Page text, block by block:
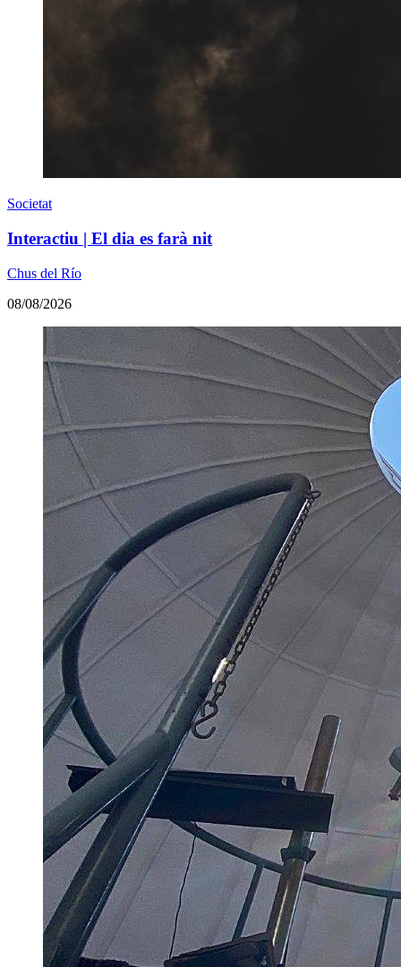
Societat
Interactiu | El dia es farà nit
Chus del Río
08/08/2026